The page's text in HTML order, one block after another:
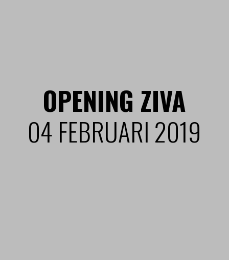
OPENING ZIVA
04 FEBRUARI 2019